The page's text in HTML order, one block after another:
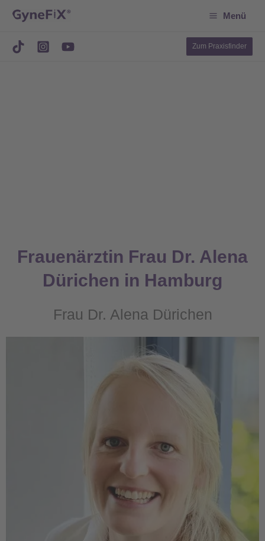
springen
Menü
Zum Praxisfinder
Frauenärztin Frau Dr. Alena
Dürichen in Hamburg
Frau Dr. Alena Dürichen